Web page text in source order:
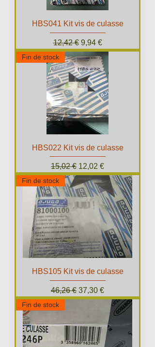
HBS041 Kit vis de culasse
Prix original
12,42 € Prix promotionnel
9,94 €
Fin de stock
HBS022 Kit vis de culasse
Prix original
15,02 € Prix promotionnel
12,02 €
Fin de stock
HBS105 Kit vis de culasse
Prix original
46,26 € Prix promotionnel
37,30 €
Fin de stock